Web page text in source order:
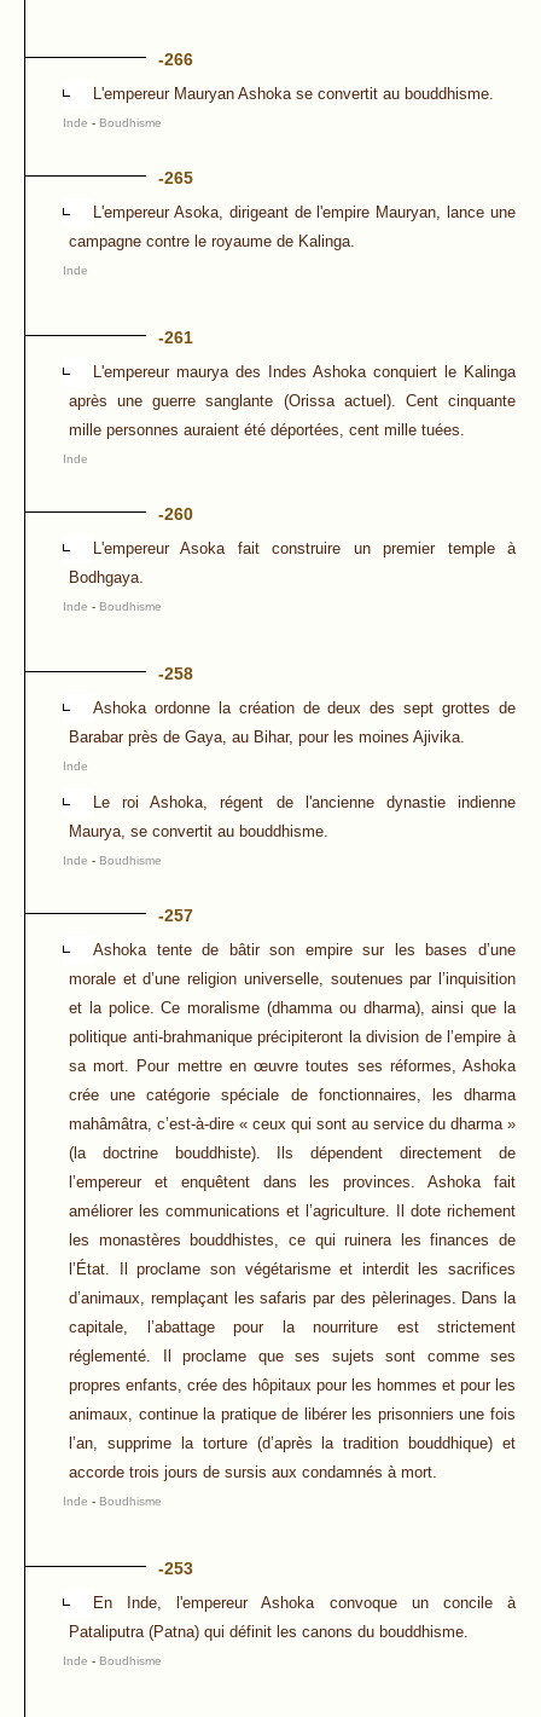
-266
L'empereur Mauryan Ashoka se convertit au bouddhisme.
Inde - Boudhisme
-265
L'empereur Asoka, dirigeant de l'empire Mauryan, lance une
campagne contre le royaume de Kalinga.
Inde
-261
L'empereur maurya des Indes Ashoka conquiert le Kalinga
après une guerre sanglante (Orissa actuel). Cent cinquante
mille personnes auraient été déportées, cent mille tuées.
Inde
-260
L'empereur Asoka fait construire un premier temple à
Bodhgaya.
Inde - Boudhisme
-258
Ashoka ordonne la création de deux des sept grottes de
Barabar près de Gaya, au Bihar, pour les moines Ajivika.
Inde
Le roi Ashoka, régent de l'ancienne dynastie indienne
Maurya, se convertit au bouddhisme.
Inde - Boudhisme
-257
Ashoka tente de bâtir son empire sur les bases d’une
morale et d’une religion universelle, soutenues par l’inquisition
et la police. Ce moralisme (dhamma ou dharma), ainsi que la
politique anti-brahmanique précipiteront la division de l’empire à
sa mort. Pour mettre en œuvre toutes ses réformes, Ashoka
crée une catégorie spéciale de fonctionnaires, les dharma
mahâmâtra, c’est-à-dire « ceux qui sont au service du dharma »
(la doctrine bouddhiste). Ils dépendent directement de
l’empereur et enquêtent dans les provinces. Ashoka fait
améliorer les communications et l’agriculture. Il dote richement
les monastères bouddhistes, ce qui ruinera les finances de
l’État. Il proclame son végétarisme et interdit les sacrifices
d’animaux, remplaçant les safaris par des pèlerinages. Dans la
capitale, l’abattage pour la nourriture est strictement
réglementé. Il proclame que ses sujets sont comme ses
propres enfants, crée des hôpitaux pour les hommes et pour les
animaux, continue la pratique de libérer les prisonniers une fois
l’an, supprime la torture (d’après la tradition bouddhique) et
accorde trois jours de sursis aux condamnés à mort.
Inde - Boudhisme
-253
En Inde, l'empereur Ashoka convoque un concile à
Pataliputra (Patna) qui définit les canons du bouddhisme.
Inde - Boudhisme